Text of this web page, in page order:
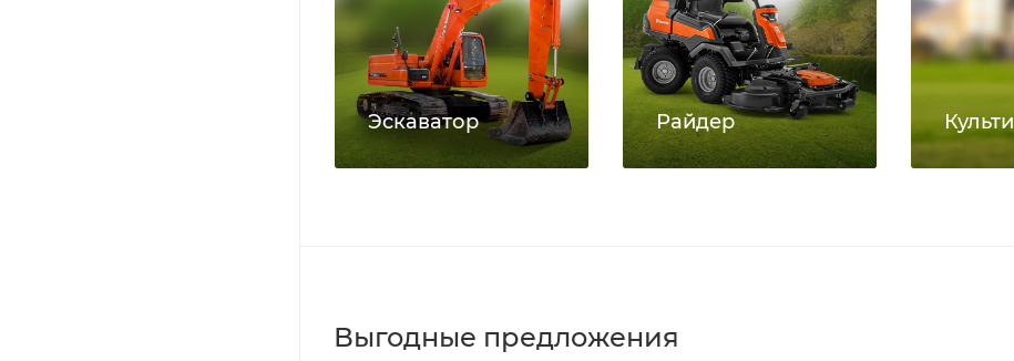
Эскаватор Райдер
Выгодные предложения